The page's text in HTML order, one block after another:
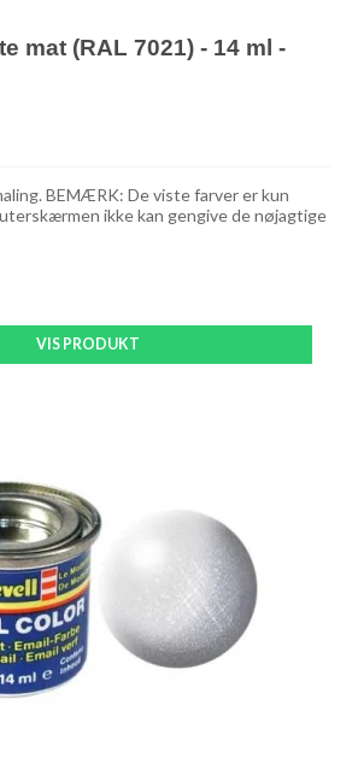
mat (RAL 7021) - 14 ml -
BEMÆRK: De viste farver er kun
ikke kan gengive de nøjagtige
VIS PRODUKT